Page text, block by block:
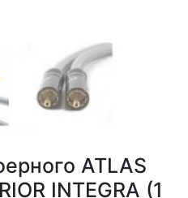
ATLAS
INTEGRA (1